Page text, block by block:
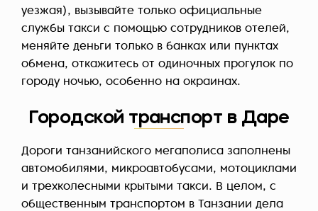
уезжая), вызывайте только официальные
службы такси с помощью сотрудников отелей,
меняйте деньги только в банках или пунктах
обмена, откажитесь от одиночных прогулок по
городу ночью, особенно на окраинах.
Городской транспорт в Даре
Дороги танзанийского мегаполиса заполнены
автомобилями, микроавтобусами, мотоциклами
и трехколесными крытыми такси. В целом, с
общественным транспортом в Танзании дела